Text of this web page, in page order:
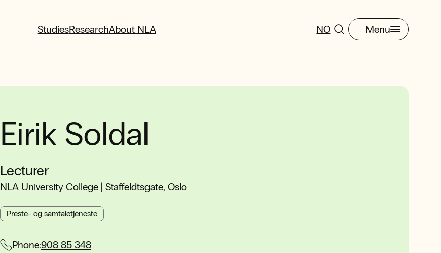
StudiesResearchAbout NLA NO Menu
Eirik Soldal
Lecturer
NLA University College | Staffeldtsgate, Oslo
Preste- og samtaletjeneste
Phone:908 85 348